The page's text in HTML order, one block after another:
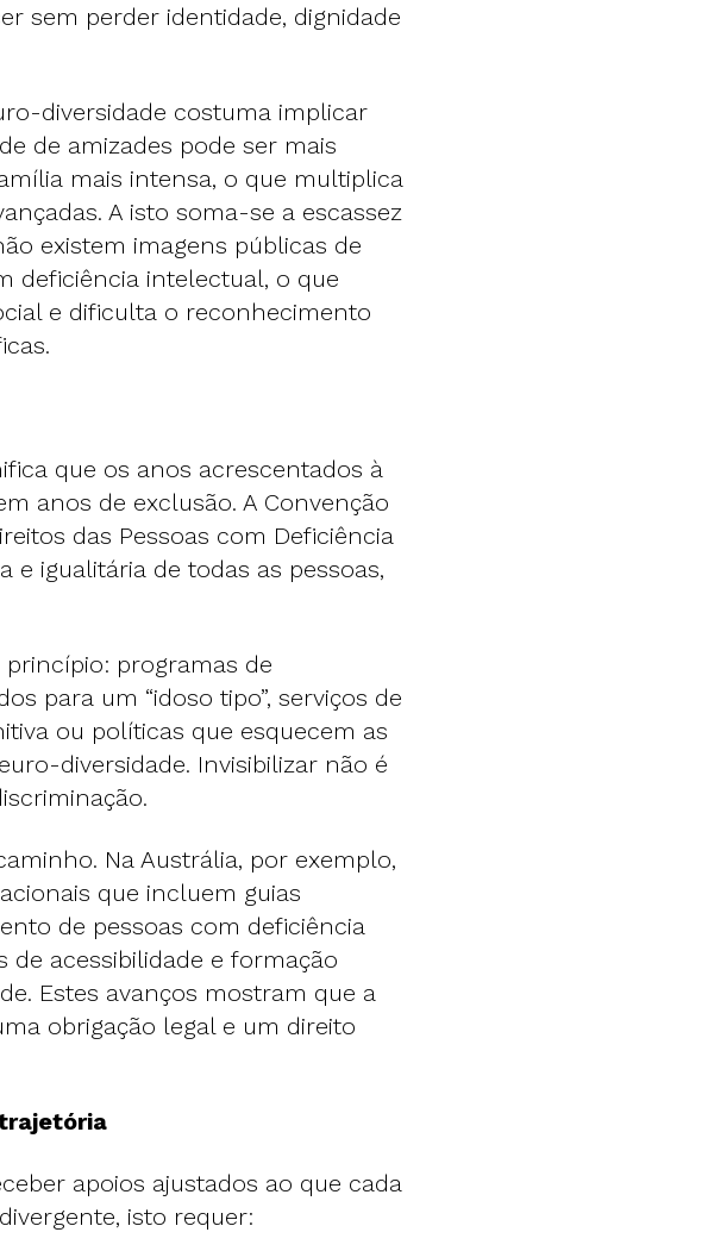
sem perder identidade, dignidade
diversidade costuma implicar
de amizades pode ser mais
mais intensa, o que multiplica
A isto soma-se a escassez
existem imagens públicas de
deficiência intelectual, o que
e dificulta o reconhecimento
que os anos acrescentados à
anos de exclusão. A Convenção
das Pessoas com Deficiência
e igualitária de todas as pessoas,
programas de
para um “idoso tipo”, serviços de
ou políticas que esquecem as
diversidade. Invisibilizar não é
Na Austrália, por exemplo,
que incluem guias
de pessoas com deficiência
acessibilidade e formação
Estes avanços mostram que a
obrigação legal e um direito
apoios ajustados ao que cada
isto requer: